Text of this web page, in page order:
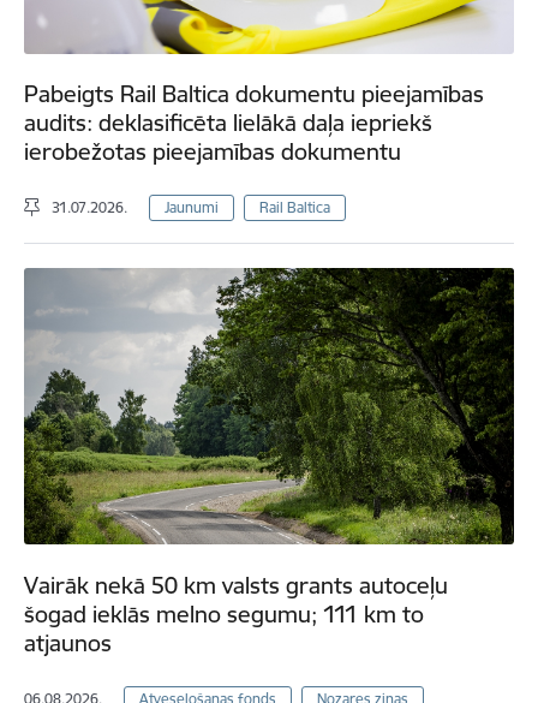
Pabeigts Rail Baltica dokumentu pieejamības
audits: deklasificēta lielākā daļa iepriekš
ierobežotas pieejamības dokumentu
31.07.2026. Jaunumi Rail Baltica
Vairāk nekā 50 km valsts grants autoceļu
šogad ieklās melno segumu; 111 km to
atjaunos
06.08.2026. Atveseļošanas fonds Nozares ziņas